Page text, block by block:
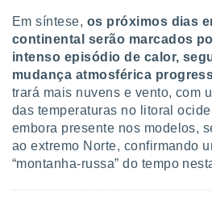
Em síntese, os próximos dias
continental serão marcados
intenso episódio de calor,
mudança atmosférica
trará mais nuvens e vento, com
das temperaturas no litoral
embora presente nos modelos,
ao extremo Norte, confirmando
“montanha-russa” do tempo